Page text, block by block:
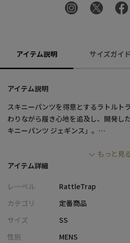
アイテム説明 サイズガイド
アイテム説明
スキニーパンツを得意とするラトルト
わりながら履き心地を追及し、開発し
キニーパンツ ジェギンス」。
レザージャケットからキレイめシャツ
強ボトム。
アイテムです。
1度履いたらやめられなくなる履き心地
ブラックは定番のハイパーストレッチ
もっと見る
アイテム詳細
レーベル
RattleTrap
カテゴリ
定番商品
サイズ
SS
性別
MENS